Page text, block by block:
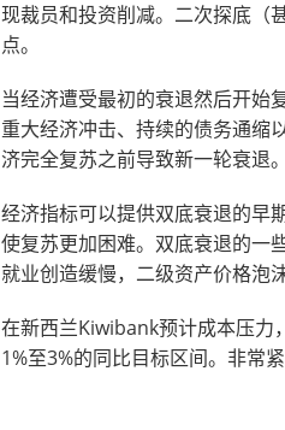
现裁员和投资削减。二次探底（
点。
当经济遭受最初的衰退然后开始
重大经济冲击、持续的债务通缩
济完全复苏之前导致新一轮衰退。
经济指标可以提供双底衰退的早
使复苏更加困难。双底衰退的一
就业创造缓慢，二级资产价格泡
在新西兰Kiwibank预计成本压力
1%至3%的同比目标区间。非常